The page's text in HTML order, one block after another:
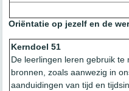
Oriëntatie op jezelf en de
Kerndoel 51
De leerlingen leren gebruik
bronnen, zoals aanwezig in
aanduidingen van tijd en